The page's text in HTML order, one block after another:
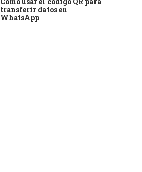
transferir datos en
WhatsApp